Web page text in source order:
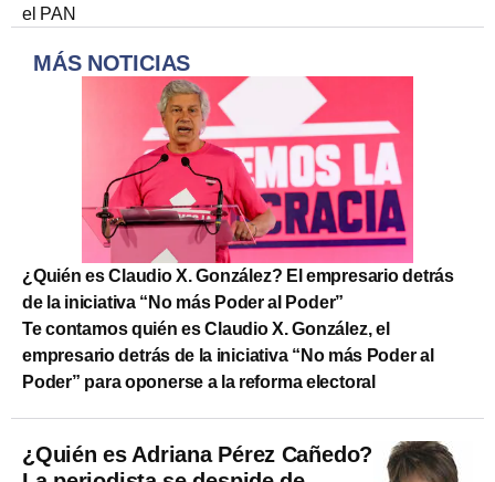
el PAN
MÁS NOTICIAS
¿Quién es Claudio X. González? El empresario detrás
de la iniciativa “No más Poder al Poder”
Te contamos quién es Claudio X. González, el
empresario detrás de la iniciativa “No más Poder al
Poder” para oponerse a la reforma electoral
¿Quién es Adriana Pérez Cañedo?